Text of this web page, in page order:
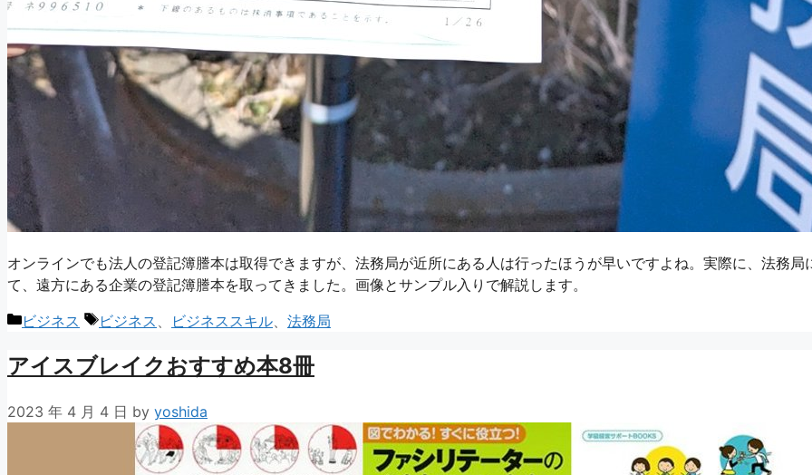
オンラインでも法人の登記簿謄本は取得できますが、法務局が近所にある人は行ったほうが早いですよね。実際に、法務局
て、遠方にある企業の登記簿謄本を取ってきました。画像とサンプル入りで解説します。
カ
ゴ
ー
ビジネス
タ
ビジネス 、 ビジネススキル、 法務局
アイスブレイクおすすめ本8冊
2023 年 4 月 4 日 by yoshida